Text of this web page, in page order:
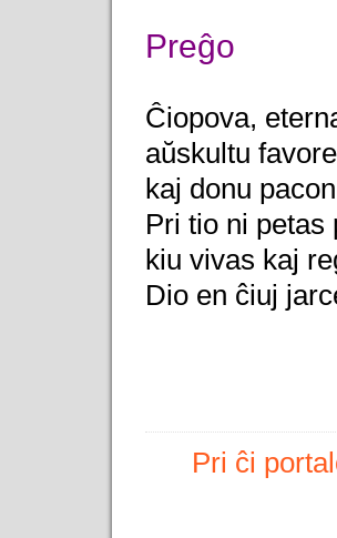
Preĝo
Ĉiopova,
aŭskultu
kaj donu
Pri tio ni petas
kiu vivas kaj
Dio en ĉiuj
Pri ĉi